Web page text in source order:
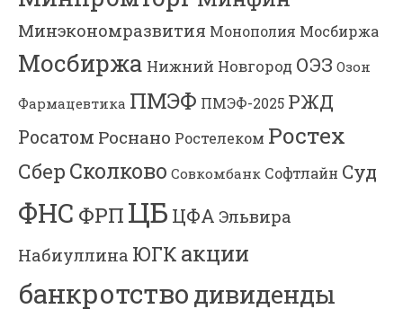
Минэкономразвития Монополия Мосбиржа
Мосбиржа Нижний Новгород ОЭЗ Озон
Фармацевтика ПМЭФ ПМЭФ-2025 РЖД
Росатом Роснано Ростелеком Ростех
Сбер Сколково Совкомбанк Софтлайн Суд
ФНС ФРП ЦБ ЦФА Эльвира
Набиуллина ЮГК акции
банкротство дивиденды